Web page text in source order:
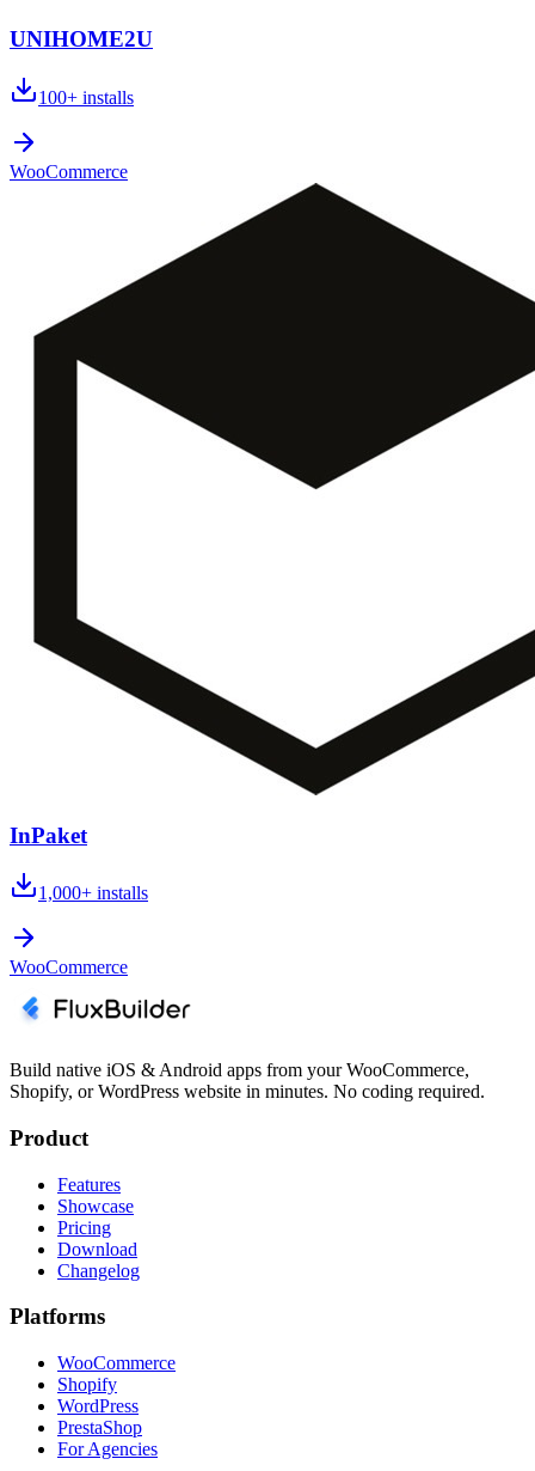
UNIHOME2U
100+ installs
WooCommerce
InPaket
1,000+ installs
WooCommerce
Build native iOS & Android apps from your WooCommerce,
Shopify, or WordPress website in minutes. No coding required.
Product
Features
Showcase
Pricing
Download
Changelog
Platforms
WooCommerce
Shopify
WordPress
PrestaShop
For Agencies